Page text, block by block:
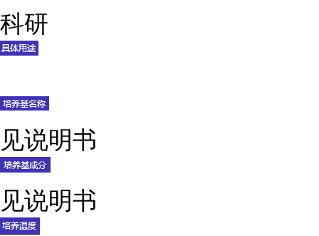
科研
见说明书
见说明书